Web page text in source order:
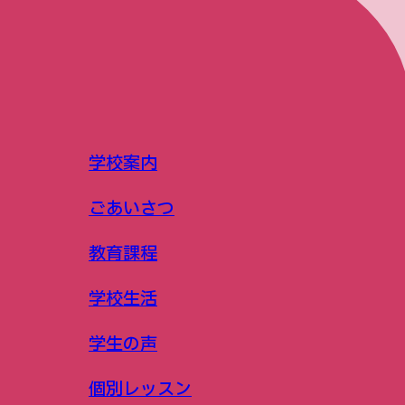
学校案内
ごあいさつ
教育課程
学校生活
学生の声
個別レッスン